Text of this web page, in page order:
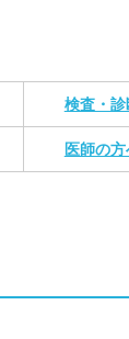
検査・診
医師の方